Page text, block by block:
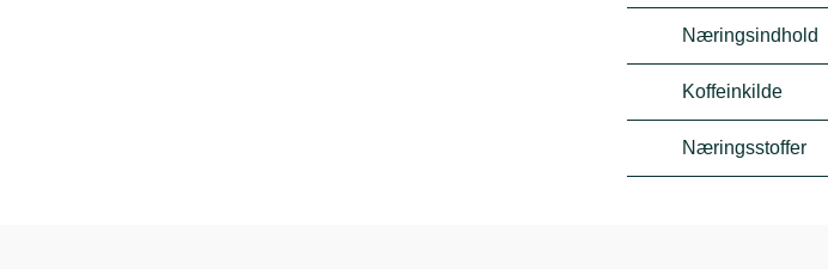
Næringsindhold
Koffeinkilde
Næringsstoffer